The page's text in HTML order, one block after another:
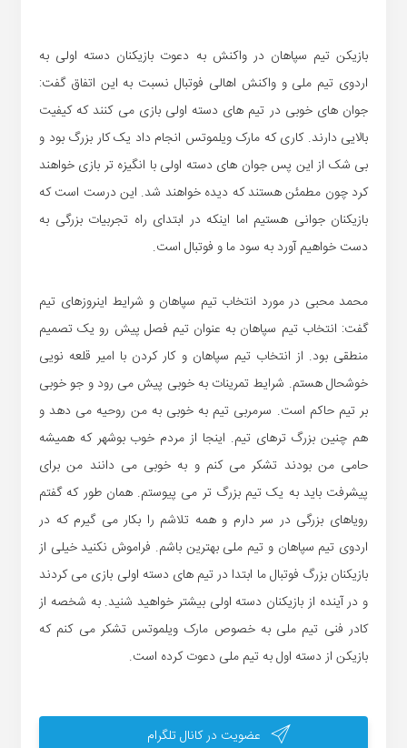
بازیکن تیم سپاهان در واکنش به دعوت بازیکنان دسته اولی به
اردوی تیم ملی و واکنش اهالی فوتبال نسبت به این اتفاق گفت:
جوان های خوبی در تیم های دسته اولی بازی می کنند که کیفیت
بالایی دارند. کاری که مارک ویلموتس انجام داد یک کار بزرگ بود و
بی شک از این پس جوان های دسته اولی با انگیزه تر بازی خواهند
کرد چون مطمئن هستند که دیده خواهند شد. این درست است که
بازیکنان جوانی هستیم اما اینکه در ابتدای راه تجربیات بزرگی به
دست خواهیم آورد به سود ما و فوتبال است.
محمد محبی در مورد انتخاب تیم سپاهان و شرایط اینروزهای تیم
گفت: انتخاب تیم سپاهان به عنوان تیم فصل پیش رو یک تصمیم
منطقی بود. از انتخاب تیم سپاهان و کار کردن با امیر قلعه نویی
خوشحال هستم. شرایط تمرینات به خوبی پیش می رود و جو خوبی
بر تیم حاکم است. سرمربی تیم به خوبی به من روحیه می دهد و
هم چنین بزرگ ترهای تیم. اینجا از مردم خوب بوشهر که همیشه
حامی من بودند تشکر می کنم و به خوبی می دانند من برای
پیشرفت باید به یک تیم بزرگ تر می پیوستم. همان طور که گفتم
رویاهای بزرگی در سر دارم و همه تلاشم را بکار می گیرم که در
اردوی تیم سپاهان و تیم ملی بهترین باشم. فراموش نکنید خیلی از
بازیکنان بزرگ فوتبال ما ابتدا در تیم های دسته اولی بازی می کردند
و در آینده از بازیکنان دسته اولی بیشتر خواهید شنید. به شخصه از
کادر فنی تیم ملی به خصوص مارک ویلموتس تشکر می کنم که
بازیکن از دسته اول به تیم ملی دعوت کرده است.
عضویت در کانال تلگرام